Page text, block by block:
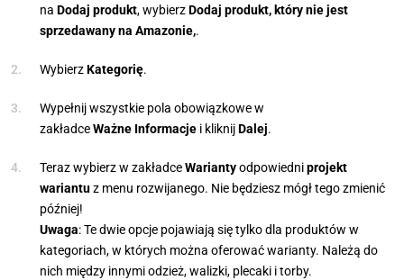
na Dodaj produkt, wybierzDodaj produkt, który nie jest
sprzedawany na Amazonie,.
WybierzKategorię.
Wypełnij wszystkie pola obowiązkowe w
zakładceWażne Informacje i kliknijDalej.
Teraz wybierz w zakładceWariantyodpowiedniprojekt
wariantuz menu rozwijanego. Nie będziesz mógł tego zmienić
później!
Uwaga: Te dwie opcje pojawiają się tylko dla produktów w
kategoriach, w których można oferować warianty. Należą do
nich między innymi odzież, walizki, plecaki i torby.